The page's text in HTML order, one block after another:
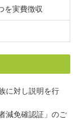
を実費徴収
に対し説明を行
減免確認証」のご